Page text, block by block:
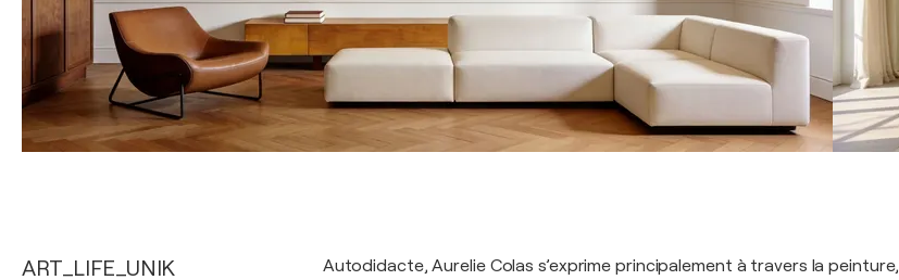
ART_LIFE_UNIK
Autodidacte, Aurelie Colas s’exprime principalement à travers la peinture,